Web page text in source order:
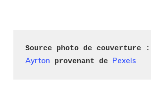
Source photo de couverture :
Ayrton provenant de Pexels